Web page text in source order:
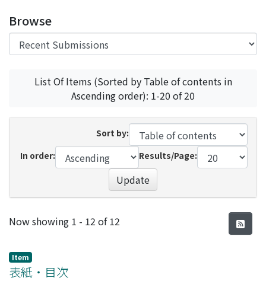
Browse
List Of Items (Sorted by Table of contents in
Ascending order): 1-20 of 20
Sort by:
In order:
Results/Page:
Update
Recent Submissions
Now showing 1 - 12 of 12
Item
表紙・目次